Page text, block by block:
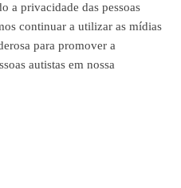
a privacidade das pessoas
continuar a utilizar as mídias
para promover a
autistas em nossa